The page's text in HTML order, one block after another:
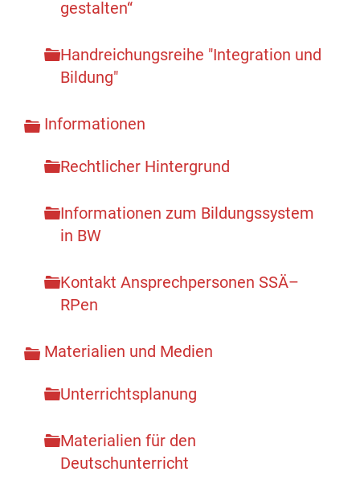
gestalten“
Handreichungsreihe "Integration und
Bildung"
Informationen
Rechtlicher Hintergrund
Informationen zum Bildungssystem
in BW
Kontakt Ansprechpersonen SSÄ–
RPen
Materialien und Medien
Unterrichtsplanung
Materialien für den
Deutschunterricht